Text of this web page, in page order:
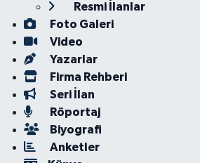
Resmi İlanlar
Foto Galeri
Video
Yazarlar
Firma Rehberi
Seri İlan
Röportaj
Biyografi
Anketler